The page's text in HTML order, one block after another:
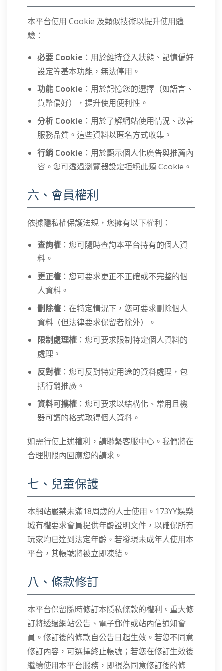
本平台使用 Cookie 及類似技術以提升使用體
驗：
必要 Cookie ：用於維持登入狀態、記憶偏好
設定等基本功能，無法停用。
功能 Cookie ：用於記憶您的選擇（如語言、
貨幣偏好），提升使用便利性。
分析 Cookie ：用於了解網站使用情況、改善
服務品質。這些資料以匿名方式收集。
行銷 Cookie ：用於顯示個人化廣告與推薦內
容。您可透過瀏覽器設定拒絕此類 Cookie。
六、會員權利
依據隱私權保護法規，您擁有以下權利：
查詢權 ：您可隨時查詢本平台持有的個人資
料。
更正權 ：您可要求更正不正確或不完整的個
人資料。
刪除權 ：在特定情況下，您可要求刪除個人
資料（但法律要求保留者除外）。
限制處理權 ：您可要求限制特定個人資料的
處理。
反對權 ：您可反對特定用途的資料處理，包
括行銷推廣。
資料可攜權 ：您可要求以結構化、常用且機
器可讀的格式取得個人資料。
如需行使上述權利，請聯繫客服中心。我們將在
合理期限內回應您的請求。
七、兒童保護
本網站嚴禁未滿18周歲的人士使用。173YY娛樂
城有權要求會員提供年齡證明文件，以確保所有
玩家均已達到法定年齡。若發現未成年人使用本
平台，其帳號將被立即凍結。
八、條款修訂
本平台保留隨時修訂本隱私條款的權利。重大修
訂將透過網站公告、電子郵件或站內信通知會
員。修訂後的條款自公告日起生效。若您不同意
修訂內容，可選擇終止帳號；若您在修訂生效後
繼續使用本平台服務，即視為同意修訂後的條